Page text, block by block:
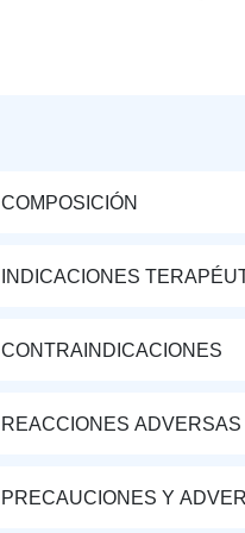
COMPOSICIÓN
INDICACIONES
CONTRAINDICACIONES
REACCIONES ADVERSAS
PRECAUCIONES Y